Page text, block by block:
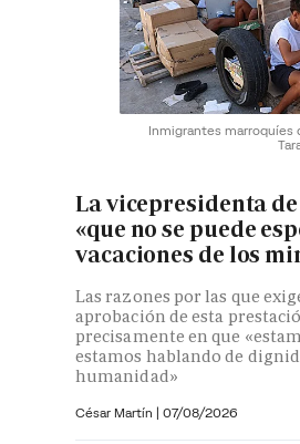
Inmigrantes marroquíes
La vicepresidenta
«que no se puede
vacaciones de los
Las razones por las que
aprobación de esta
precisamente en que
estamos hablando de
humanidad»
César Martín | 07/08/2026